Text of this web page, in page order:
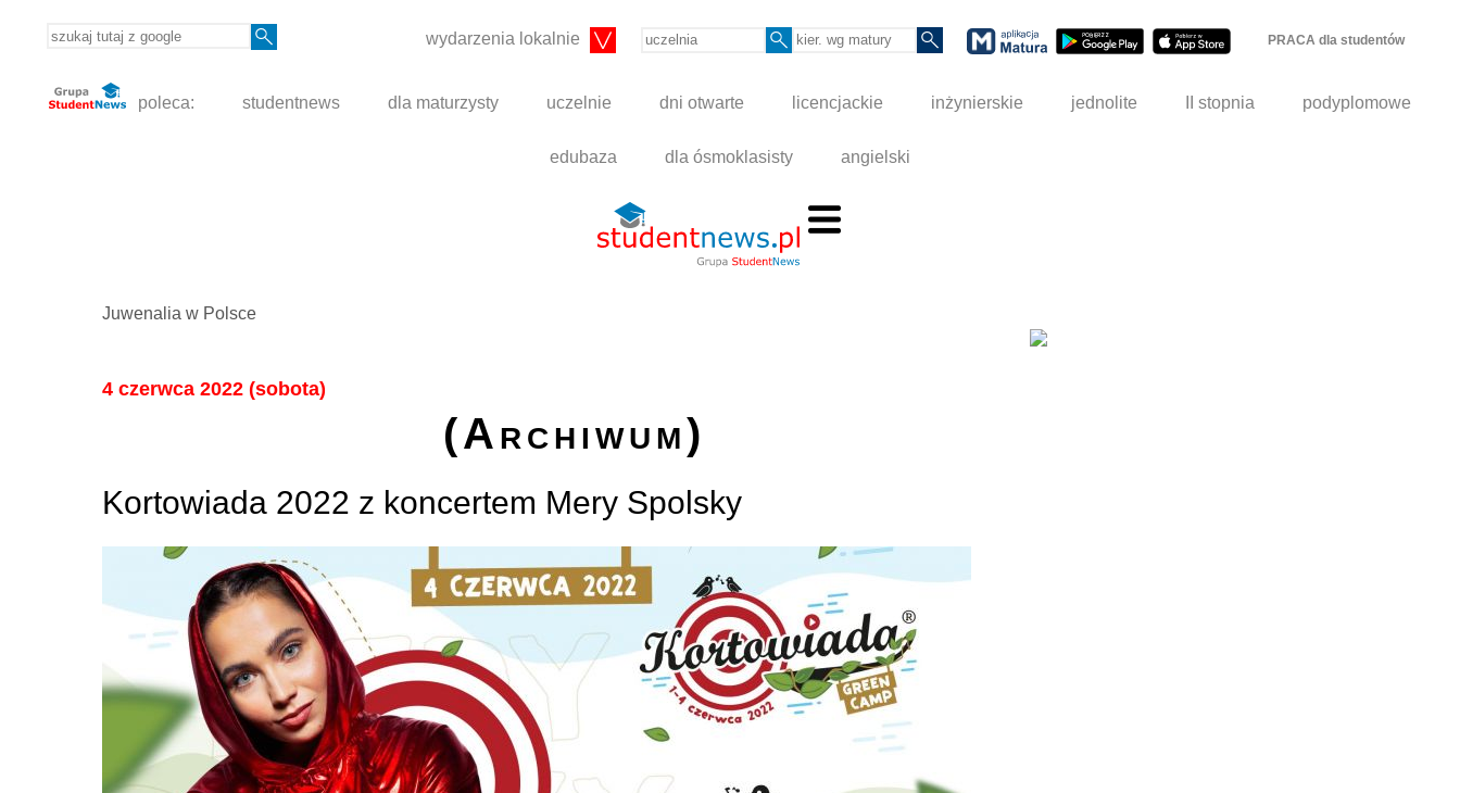
wydarzenia lokalnie PRACA dla studentów
poleca: studentnews dla maturzysty uczelnie dni otwarte licencjackie inżynierskie jednolite II stopnia podyplomowe
edubaza dla ósmoklasisty angielski
Juwenalia w Polsce
4 czerwca 2022 (sobota)
(Archiwum)
Kortowiada 2022 z koncertem Mery Spolsky